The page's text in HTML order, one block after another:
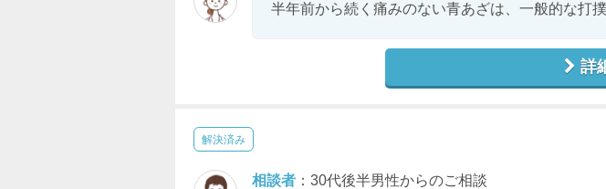
半年前から続く痛みのない青あざは、一般的な打
詳
解決済み
相談者 ：30代後半男性からのご相談